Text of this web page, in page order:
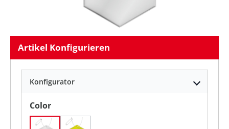
Artikel Konfigurieren
Konfigurator
Colorauswählen